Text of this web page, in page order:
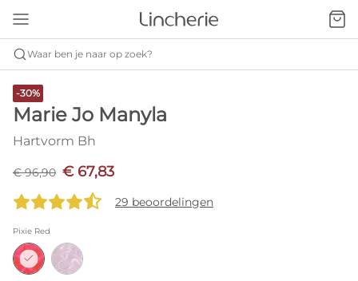
Waar ben je naar op zoek?
-30%
Marie Jo Manyla
Hartvorm Bh
€ 96,90 € 67,83
29 beoordelingen
Pixie Red